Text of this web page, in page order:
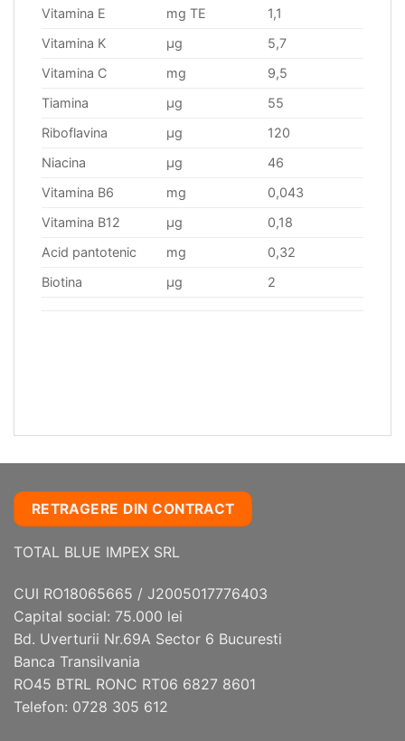
Vitamina E
mg TE
1,1
Vitamina K
μg
5,7
Vitamina C
mg
9,5
Tiamina
μg
55
Riboflavina
μg
120
Niacina
μg
46
Vitamina B6
mg
0,043
Vitamina B12
μg
0,18
Acid pantotenic
mg
0,32
Biotina
μg 2
RETRAGERE DIN CONTRACT
TOTAL BLUE IMPEX SRL
CUI RO18065665 / J2005017776403
Capital social: 75.000 lei
Bd. Uverturii Nr.69A Sector 6 Bucuresti
Banca Transilvania
RO45 BTRL RONC RT06 6827 8601
Telefon: 0728 305 612